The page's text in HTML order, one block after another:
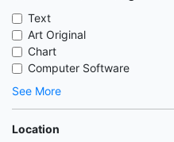
Text
Art Original
Chart
Computer Software
See More
Location